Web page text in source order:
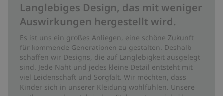
Langlebiges Design, das mit weniger
Auswirkungen hergestellt wird.
Es ist uns ein großes Anliegen, eine schöne Zukunft
für kommende Generationen zu gestalten. Deshalb
schaffen wir Designs, die auf Langlebigkeit ausgelegt
sind. Jede Naht und jedes kleine Detail entsteht mit
viel Leidenschaft und Sorgfalt. Wir möchten, dass
Kinder sich in unserer Kleidung wohlfühlen. Unsere